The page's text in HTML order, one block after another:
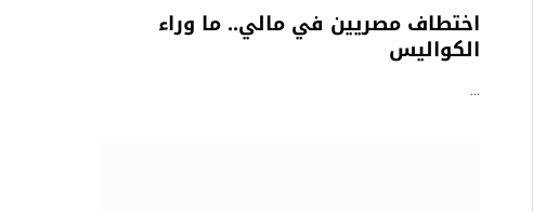
اختطاف مصريين في مالي.. ما وراء
الكواليس
…